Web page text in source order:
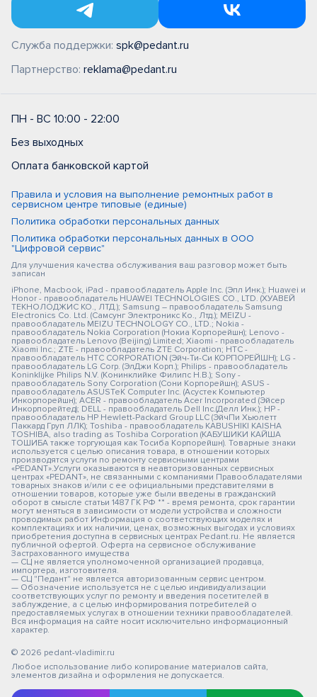
Служба поддержки: spk@pedant.ru
Партнерство: reklama@pedant.ru
ПН - ВС 10:00 - 22:00
Без выходных
Оплата банковской картой
Правила и условия на выполнение ремонтных работ в
сервисном центре типовые (единые)
Политика обработки персональных данных
Политика обработки персональных данных в ООО
"Цифровой сервис"
Для улучшения качества обслуживания ваш разговор может быть
записан
iPhone, Macbook, iPad - правообладатель Apple Inc. (Эпл Инк.); Huawei и
Honor - правообладатель HUAWEI TECHNOLOGIES CO., LTD. (ХУАВЕЙ
ТЕКНОЛОДЖИС КО., ЛТД.); Samsung – правообладатель Samsung
Electronics Co. Ltd. (Самсунг Электроникс Ко., Лтд.); MEIZU -
правообладатель MEIZU TECHNOLOGY CO., LTD.; Nokia -
правообладатель Nokia Corporation (Нокиа Корпорейшн); Lenovo -
правообладатель Lenovo (Beijing) Limited; Xiaomi - правообладатель
Xiaomi Inc.; ZTE - правообладатель ZTE Corporation; HTC -
правообладатель HTC CORPORATION (Эйч-Ти-Си КОРПОРЕЙШН); LG -
правообладатель LG Corp. (ЭлДжи Корп.); Philips - правообладатель
Koninklijke Philips N.V. (Конинклийке Филипс Н.В.); Sony -
правообладатель Sony Corporation (Сони Корпорейшн); ASUS -
правообладатель ASUSTeK Computer Inc. (Асустек Компьютер
Инкорпорейшн); ACER - правообладатель Acer Incorporated (Эйсер
Инкорпорейтед); DELL - правообладатель Dell Inc.(Делл Инк.); HP -
правообладатель HP Hewlett-Packard Group LLC (ЭйчПи Хьюлетт
Паккард Груп ЛЛК); Toshiba - правообладатель KABUSHIKI KAISHA
TOSHIBA, also trading as Toshiba Corporation (КАБУШИКИ КАЙША
ТОШИБА также торгующая как Тосиба Корпорейшн). Товарные знаки
используется с целью описания товара, в отношении которых
производятся услуги по ремонту сервисными центрами
«PEDANT».Услуги оказываются в неавторизованных сервисных
центрах «PEDANT», не связанными с компаниями Правообладателями
товарных знаков и/или с ее официальными представителями в
отношении товаров, которые уже были введены в гражданский
оборот в смысле статьи 1487 ГК РФ ** - время ремонта, срок гарантии
могут меняться в зависимости от модели устройства и сложности
проводимых работ Информация о соответствующих моделях и
комплектациях и их наличии, ценах, возможных выгодах и условиях
приобретения доступна в сервисных центрах Pedant.ru. Не является
публичной офертой. Оферта на сервисное обслуживание
Застрахованного имущества
— СЦ не является уполномоченной организацией продавца,
импортера, изготовителя.
— СЦ "Педант" не является авторизованным сервис центром.
— Обозначение используется не с целью индивидуализации
соответствующих услуг по ремонту и введения посетителей в
заблуждение, а с целью информирования потребителей о
предоставляемых услугах в отношении техники правообладателей.
Вся информация на сайте носит исключительно информационный
характер.
© 2026 pedant-vladimir.ru
Любое использование либо копирование материалов сайта,
элементов дизайна и оформления не допускается.